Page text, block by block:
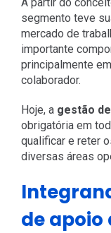
segmento teve
mercado de
importante
principalmente
colaborador.
Hoje, a gestão
obrigatória em
qualificar e reter
diversas áreas
de apoio